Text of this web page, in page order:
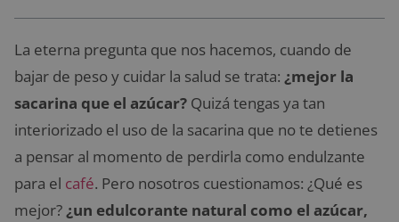
La eterna pregunta que nos hacemos, cuando de
bajar de peso y cuidar la salud se trata: ¿mejor la
sacarina que el azúcar? Quizá tengas ya tan
interiorizado el uso de la sacarina que no te detienes
a pensar al momento de perdirla como endulzante
para el café. Pero nosotros cuestionamos: ¿Qué es
mejor?¿un edulcorante natural como el azúcar,